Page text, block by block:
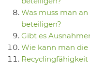
Was muss man
beteiligen?
Gibt es
Wie kann man die
Recyclingfähigkeit